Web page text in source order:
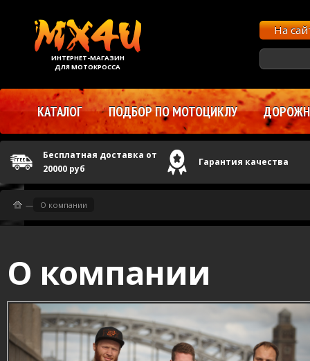
О компании
— О компании
ИНТЕРНЕТ-МАГАЗИН
ДЛЯ МОТОКРОССА
На
КАТАЛОГ ПОДБОР ПО МОТОЦИКЛУ
Бесплатная доставка от
20000 руб
Гарантия качества